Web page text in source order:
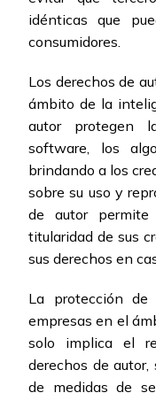
idénticas que
consumidores.
Los derechos de
ámbito de la
autor protegen
software, los
brindando a los
sobre su uso y
de autor
titularidad de sus
sus derechos en
La protección
empresas en el
solo implica el
derechos de
de medidas de